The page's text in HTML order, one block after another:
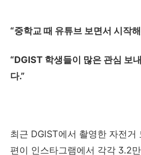
“중학교 때 유튜브 보면서 시작해
“DGIST 학생들이 많은 관심 보
다.”
최근 DGIST에서 촬영한 자전거
편이 인스타그램에서 각각 3.2만